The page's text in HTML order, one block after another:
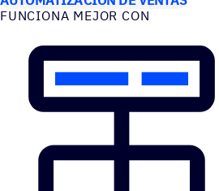
FUNCIONA MEJOR CON